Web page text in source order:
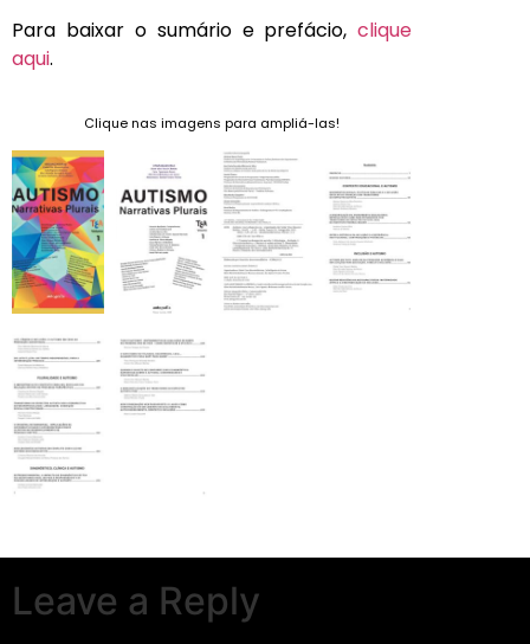
Para baixar o sumário e prefácio, clique
aqui.
Clique nas imagens para ampliá-las!
Leave a Reply